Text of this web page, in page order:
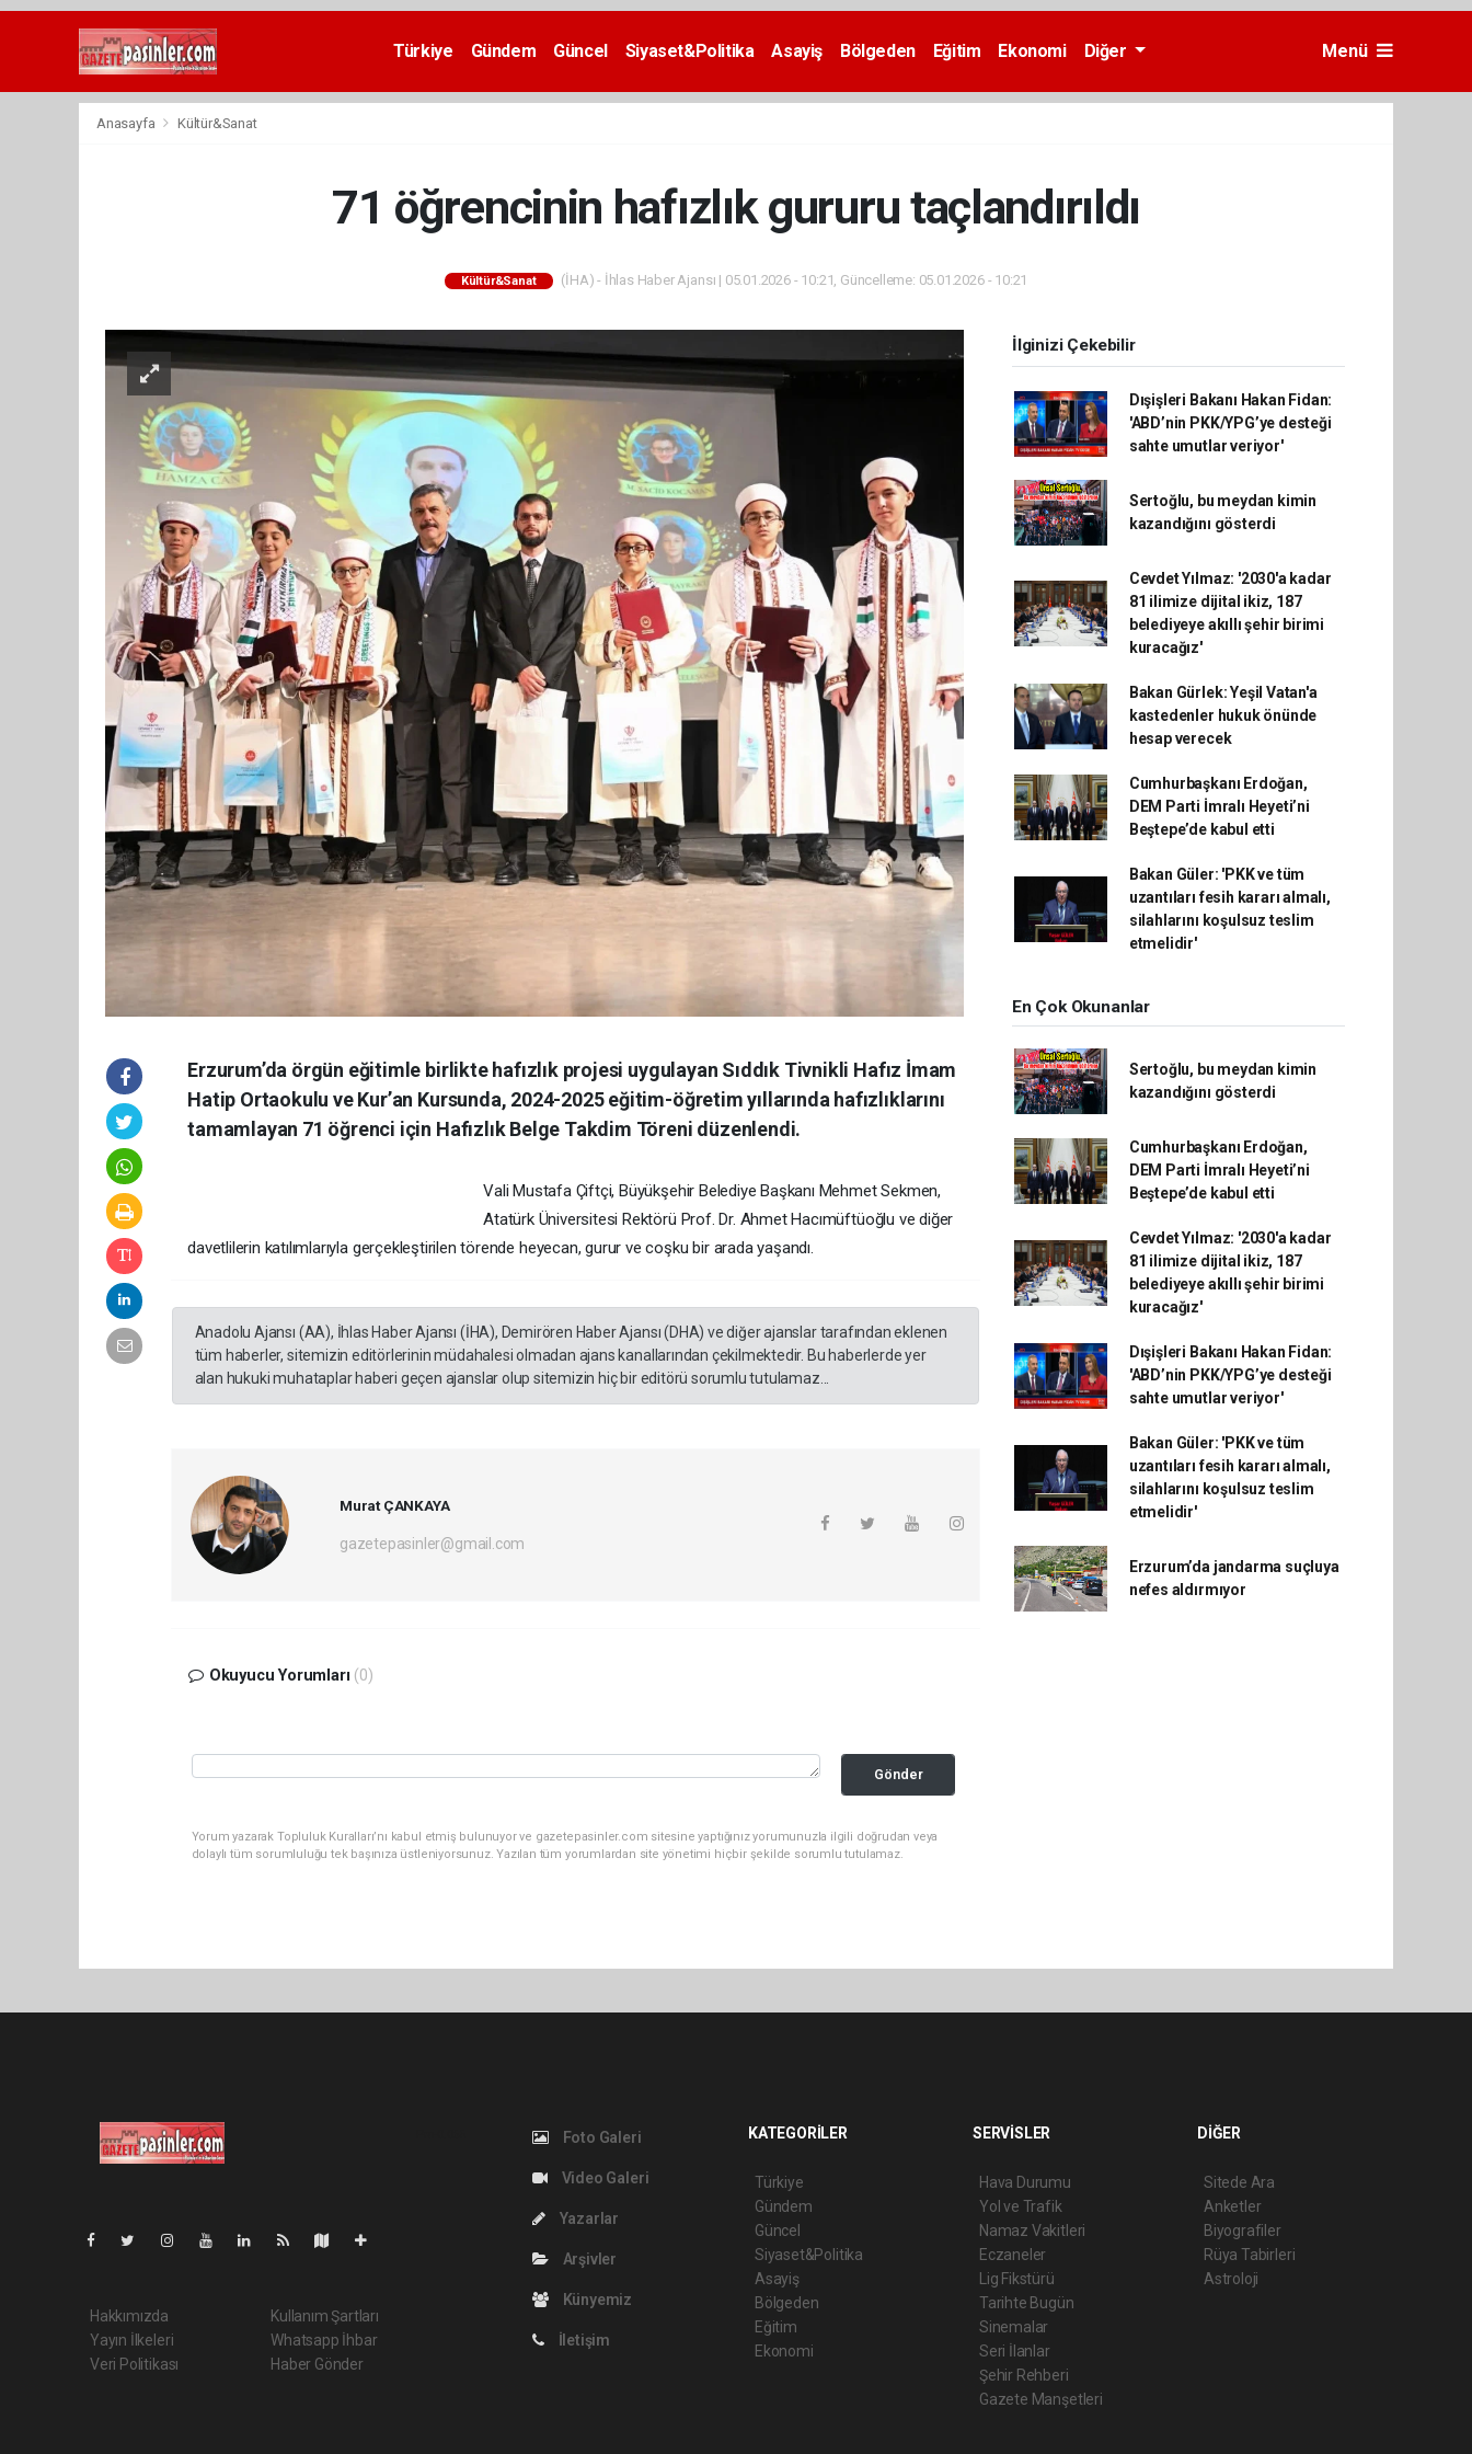
Deneme
Türkiye Gündem Güncel Siyaset&Politika Asayiş Bölgeden Eğitim Ekonomi Diğer Menü
Anasayfa Kültür&Sanat
71 öğrencinin hafızlık gururu taçlandırıldı
Kültür&Sanat (İHA) - İhlas Haber Ajansı | 05.01.2026 - 10:21, Güncelleme: 05.01.2026 - 10:21
Erzurum’da örgün eğitimle birlikte hafızlık projesi uygulayan Sıddık Tivnikli Hafız İmam
Hatip Ortaokulu ve Kur’an Kursunda, 2024-2025 eğitim-öğretim yıllarında hafızlıklarını
tamamlayan 71 öğrenci için Hafızlık Belge Takdim Töreni düzenlendi.
Vali Mustafa Çiftçi, Büyükşehir Belediye Başkanı Mehmet Sekmen,
Atatürk Üniversitesi Rektörü Prof. Dr. Ahmet Hacımüftüoğlu ve diğer
davetlilerin katılımlarıyla gerçekleştirilen törende heyecan, gurur ve coşku bir arada yaşandı.
Anadolu Ajansı (AA), İhlas Haber Ajansı (İHA), Demirören Haber Ajansı (DHA) ve diğer ajanslar tarafından eklenen
tüm haberler, sitemizin editörlerinin müdahalesi olmadan ajans kanallarından çekilmektedir. Bu haberlerde yer
alan hukuki muhataplar haberi geçen ajanslar olup sitemizin hiç bir editörü sorumlu tutulamaz...
Murat ÇANKAYA
gazetepasinler@gmail.com
Okuyucu Yorumları (0)
Gönder
Yorum yazarak Topluluk Kuralları’nı kabul etmiş bulunuyor ve gazetepasinler.com sitesine yaptığınız yorumunuzla ilgili doğrudan veya
dolaylı tüm sorumluluğu tek başınıza üstleniyorsunuz. Yazılan tüm yorumlardan site yönetimi hiçbir şekilde sorumlu tutulamaz.
İlginizi Çekebilir
Dışişleri Bakanı Hakan Fidan:
'ABD’nin PKK/YPG’ye desteği
sahte umutlar veriyor'
Sertoğlu, bu meydan kimin
kazandığını gösterdi
Cevdet Yılmaz: '2030'a kadar
81 ilimize dijital ikiz, 187
belediyeye akıllı şehir birimi
kuracağız'
Bakan Gürlek: Yeşil Vatan'a
kastedenler hukuk önünde
hesap verecek
Cumhurbaşkanı Erdoğan,
DEM Parti İmralı Heyeti’ni
Beştepe’de kabul etti
Bakan Güler: 'PKK ve tüm
uzantıları fesih kararı almalı,
silahlarını koşulsuz teslim
etmelidir'
En Çok Okunanlar
Sertoğlu, bu meydan kimin
kazandığını gösterdi
Cumhurbaşkanı Erdoğan,
DEM Parti İmralı Heyeti’ni
Beştepe’de kabul etti
Cevdet Yılmaz: '2030'a kadar
81 ilimize dijital ikiz, 187
belediyeye akıllı şehir birimi
kuracağız'
Dışişleri Bakanı Hakan Fidan:
'ABD’nin PKK/YPG’ye desteği
sahte umutlar veriyor'
Bakan Güler: 'PKK ve tüm
uzantıları fesih kararı almalı,
silahlarını koşulsuz teslim
etmelidir'
Erzurum’da jandarma suçluya
nefes aldırmıyor
Hakkımızda
Yayın İlkeleri
Veri Politikası
Kullanım Şartları
Whatsapp İhbar
Haber Gönder
Foto Galeri
Video Galeri
Yazarlar
Arşivler
Künyemiz
İletişim
KATEGORİLER
Türkiye
Gündem
Güncel
Siyaset&Politika
Asayiş
Bölgeden
Eğitim
Ekonomi
SERVİSLER
Hava Durumu
Yol ve Trafik
Namaz Vakitleri
Eczaneler
Lig Fikstürü
Tarihte Bugün
Sinemalar
Seri İlanlar
Şehir Rehberi
Gazete Manşetleri
DİĞER
Sitede Ara
Anketler
Biyografiler
Rüya Tabirleri
Astroloji